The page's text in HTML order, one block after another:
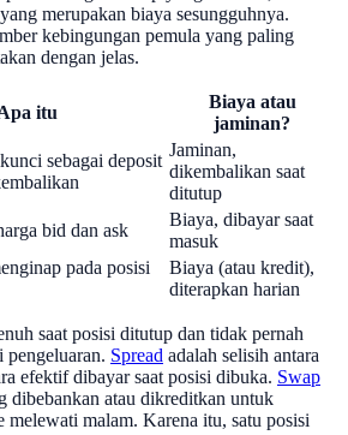
merupakan biaya sesungguhnya.
kebingungan pemula yang paling
dengan jelas.
itu
Biaya atau
jaminan?
sebagai deposit
Jaminan,
dikembalikan saat
ditutup
bid dan ask
Biaya, dibayar saat
masuk
pada posisi
Biaya (atau kredit),
diterapkan harian
saat posisi ditutup dan tidak pernah
pengeluaran. Spread adalah selisih antara
efektif dibayar saat posisi dibuka. Swap
dibebankan atau dikreditkan untuk
melewati malam. Karena itu, satu posisi